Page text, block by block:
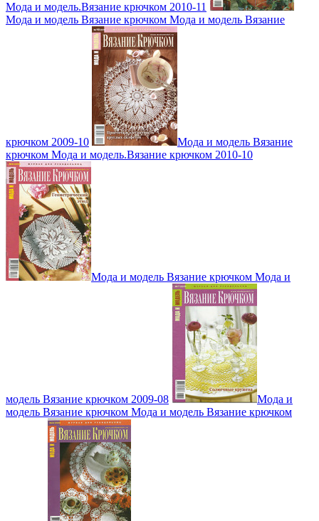
Мода и модель.Вязание крючком 2010-11
Мода и модель Вязание крючком Мода и модель Вязание
крючком 2009-10
Мода и модель Вязание
крючком Мода и модель.Вязание крючком 2010-10
Мода и модель Вязание крючком Мода и
модель Вязание крючком 2009-08
Мода и
модель Вязание крючком Мода и модель Вязание крючком